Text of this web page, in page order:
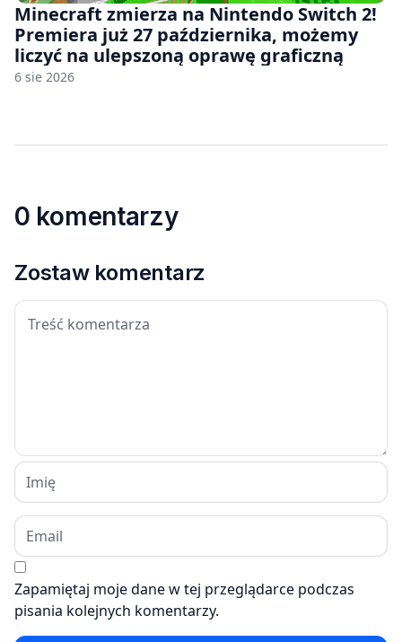
Minecraft zmierza na Nintendo Switch 2!
Premiera już 27 października, możemy
liczyć na ulepszoną oprawę graficzną
6 sie 2026
0 komentarzy
Zostaw komentarz
Zapamiętaj moje dane w tej przeglądarce podczas
pisania kolejnych komentarzy.